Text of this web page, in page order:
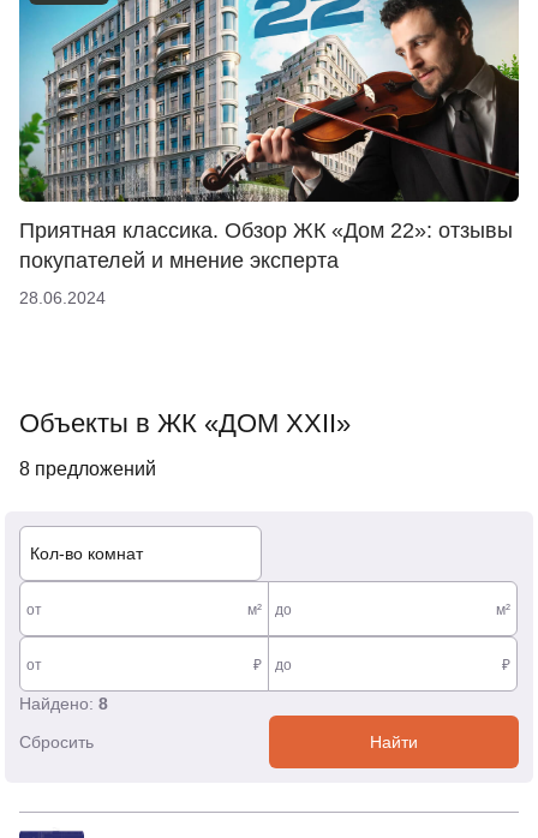
Приятная классика. Обзор ЖК «Дом 22»: отзывы
покупателей и мнение эксперта
28.06.2024
Объекты в ЖК «ДОМ XXII»
8 предложений
Кол-во комнат
от м² до м²
от ₽ до ₽
Найдено: 8
Сбросить
Найти